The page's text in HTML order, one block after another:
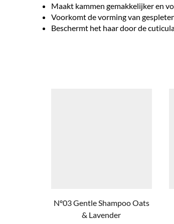
Maakt kammen gemakkelijker en
Voorkomt de vorming van
Beschermt het haar door de
Nº03 Gentle Shampoo Oats
& Lavender